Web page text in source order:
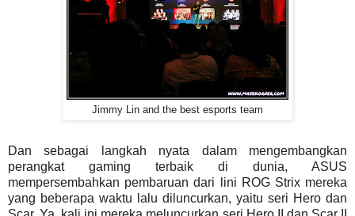
Jimmy Lin and the best esports team
Dan sebagai langkah nyata dalam mengembangkan
perangkat gaming terbaik di dunia, ASUS
mempersembahkan pembaruan dari lini ROG Strix mereka
yang beberapa waktu lalu diluncurkan, yaitu seri Hero dan